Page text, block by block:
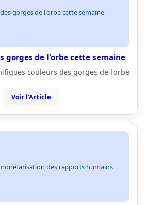
gorges de l'orbe cette semaine
gorges de l'orbe cette semaine
couleurs des gorges de l'orbe
Voir l'Article
des rapports humains